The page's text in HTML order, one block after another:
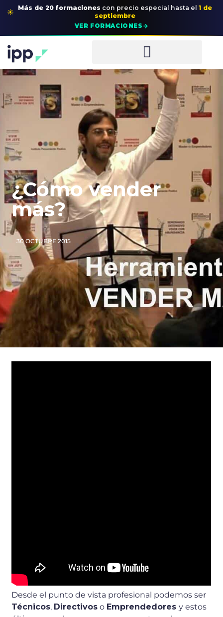
☀ Más de 20 formaciones con precio especial hasta el 1 de
septiembre
VER FORMACIONES →
¿Cómo vender
más?
30 OCTUBRE 2015
Desde el punto de vista profesional podemos ser
Técnicos, Directivos o Emprendedoresy estos